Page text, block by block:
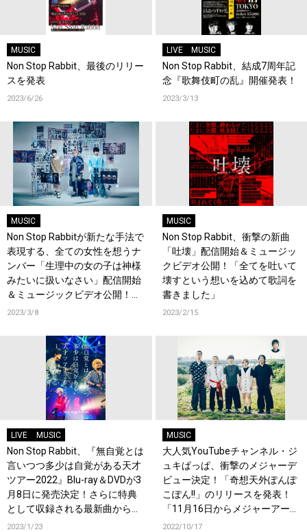
MUSIC
Non Stop Rabbit、最後のリリー
スを発表
2023/6/26
LIVE MUSIC
Non Stop Rabbit、結成7周年記
念『歌舞伎町の乱』開催発表！
2023/3/13
MUSIC
Non Stop Rabbitが新たな手法で
表現する、全ての女性を想うナ
ンバー「生理中の女の子は神様
みたいに扱いなさい」配信開始
＆ミュージックビデオ公開！
「”はじめてのちゅー”の現代版
2023/3/8
MUSIC
Non Stop Rabbit、衝撃の新曲
「吐壊」配信開始＆ミュージッ
クビデオ公開！「全てを吐いて
壊すという想いを込めて歌詞を
書きました」
2023/2/15
LIVE MUSIC
Non Stop Rabbit、『無自覚とは
言いつつ多少は自覚がある天才
ツアー2022』Blu-ray＆DVDが3
月8日に発売決定！さらに特典
として収録される最新曲から
「吐壊」の先行配信も決定！
2023/1/23
MUSIC
大人気YouTubeチャンネル・ジ
ュキぱっぱ、衝撃のメジャーデ
ビュー決定！「奇想天外ぽんぽ
こぽん!!」のリリースを発表！
「11月16日からメジャーアーテ
ィストになります」
2022/10/17